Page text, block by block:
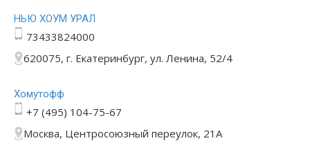
НЬЮ ХОУМ УРАЛ
73433824000
620075, г. Екатеринбург, ул. Ленина, 52/4
Хомутофф
+7 (495) 104-75-67
Москва, Центросоюзный переулок, 21А